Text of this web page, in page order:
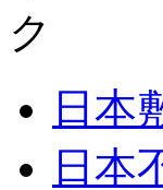
日本
日本